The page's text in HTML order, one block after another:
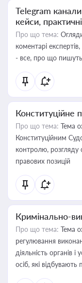
Telegram
кейси,
Про що тема:
коментарі
- все, про що пишуть
Конституційне
Про що тема: Тема
Конституційним
контролю, розгляду
правових позицій
Кримінально-
Про що тема: Тема
регулювання
діяльність органів
осіб, які відбувають